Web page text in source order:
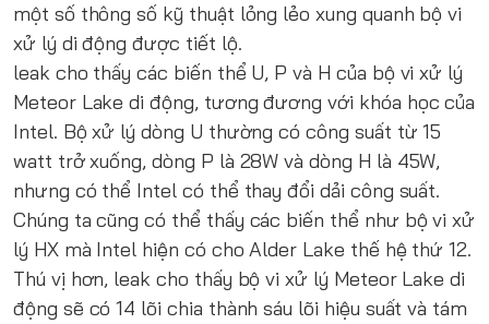
một số thông số kỹ thuật lỏng lẻo xung quanh bộ vi
xử lý di động được tiết lộ.
leak cho thấy các biến thể U, P và H của bộ vi xử lý
Meteor Lake di động, tương đương với khóa học của
Intel. Bộ xử lý dòng U thường có công suất từ ​​15
watt trở xuống, dòng P là 28W và dòng H là 45W,
nhưng có thể Intel có thể thay đổi dải công suất.
Chúng ta cũng có thể thấy các biến thể như bộ vi xử
lý HX mà Intel hiện có cho Alder Lake thế hệ thứ 12.
Thú vị hơn, leak cho thấy bộ vi xử lý Meteor Lake di
động sẽ có 14 lõi chia thành sáu lõi hiệu suất và tám